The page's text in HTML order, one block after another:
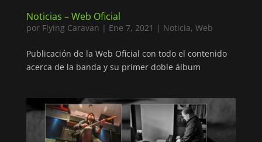
Noticias – Web Oficial
por Flying Caravan | Ene 7, 2021 | Noticia, Web
Publicación de la Web Oficial con todo el contenido
acerca de la banda y su primer doble álbum